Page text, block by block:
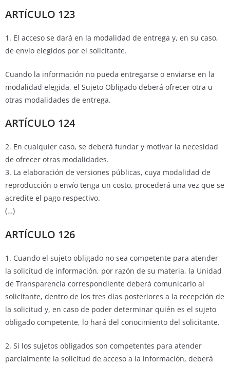
ARTÍCULO 123
1. El acceso se dará en la modalidad de entrega y, en su caso,
de envío elegidos por el solicitante.
Cuando la información no pueda entregarse o enviarse en la
modalidad elegida, el Sujeto Obligado deberá ofrecer otra u
otras modalidades de entrega.
ARTÍCULO 124
2. En cualquier caso, se deberá fundar y motivar la necesidad
de ofrecer otras modalidades.
3. La elaboración de versiones públicas, cuya modalidad de
reproducción o envío tenga un costo, procederá una vez que se
acredite el pago respectivo.
(…)
ARTÍCULO 126
1. Cuando el sujeto obligado no sea competente para atender
la solicitud de información, por razón de su materia, la Unidad
de Transparencia correspondiente deberá comunicarlo al
solicitante, dentro de los tres días posteriores a la recepción de
la solicitud y, en caso de poder determinar quién es el sujeto
obligado competente, lo hará del conocimiento del solicitante.
2. Si los sujetos obligados son competentes para atender
parcialmente la solicitud de acceso a la información, deberá